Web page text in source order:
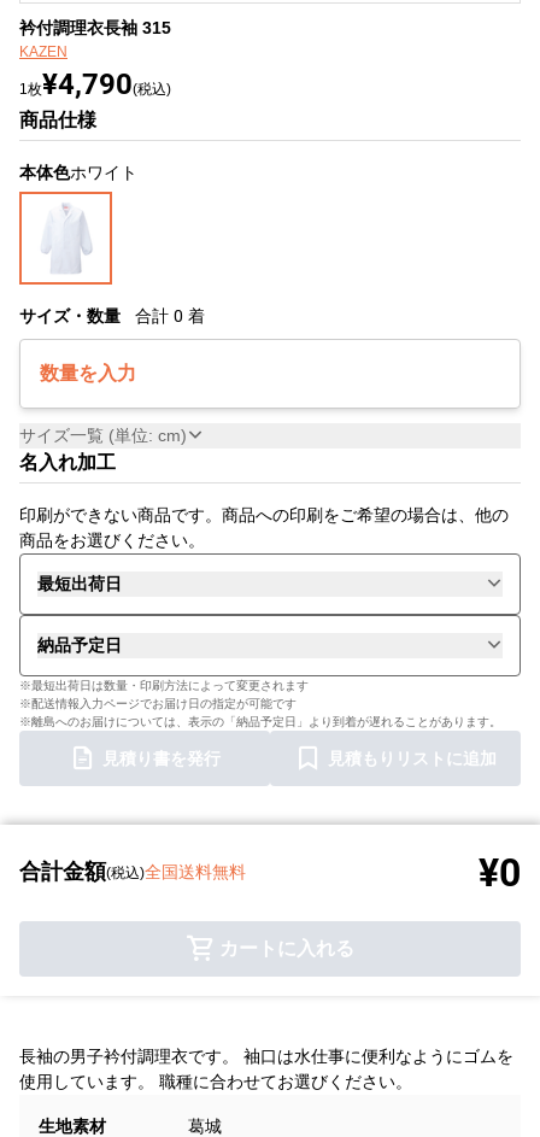
衿付調理衣長袖 315
KAZEN
1枚¥4,790(税込)
商品仕様
本体色ホワイト
サイズ・数量 合計 0 着
数量を入力
サイズ一覧 (単位: cm)
名入れ加工
印刷ができない商品です。商品への印刷をご希望の場合は、他の
商品をお選びください。
最短出荷日
納品予定日
※最短出荷日は数量・印刷方法によって変更されます
※配送情報入力ページでお届け日の指定が可能です
※離島へのお届けについては、表示の「納品予定日」より到着が遅れることがあります。
見積り書を発行 見積もりリストに追加
合計金額(税込)全国送料無料 ¥0
カートに入れる
長袖の男子衿付調理衣です。 袖口は水仕事に便利なようにゴムを
使用しています。 職種に合わせてお選びください。
生地素材
葛城